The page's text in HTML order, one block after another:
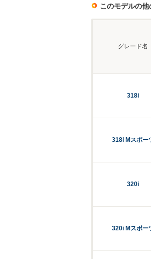
このモデルの
グレード名
318i
318i Mスポー
320i
320i Mスポー